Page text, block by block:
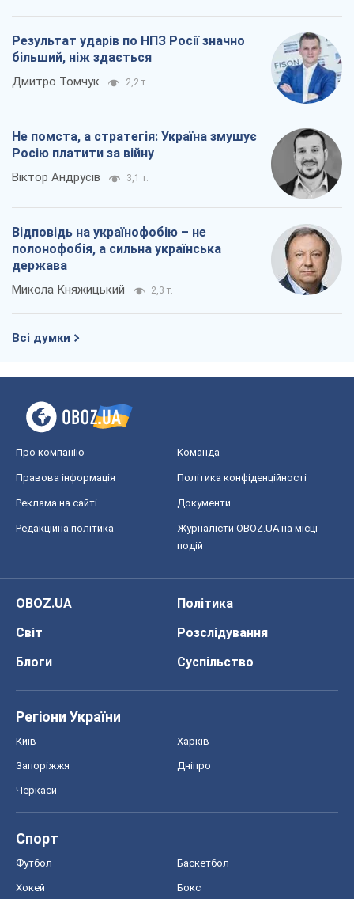
Результат ударів по НПЗ Росії значно
більший, ніж здається
Дмитро Томчук 2,2 т.
Не помста, а стратегія: Україна змушує
Росію платити за війну
Віктор Андрусів 3,1 т.
Відповідь на українофобію – не
полонофобія, а сильна українська
держава
Микола Княжицький 2,3 т.
Всі думки
Про компанію Команда
Правова інформація Політика конфіденційності
Реклама на сайті Документи
Редакційна політика
Журналісти OBOZ.UA на місці
подій
OBOZ.UA
Політика
Світ
Розслідування
Блоги
Суспільство
Регіони України
Київ Харків
Запоріжжя Дніпро
Черкаси
Спорт
Футбол Баскетбол
Хокей Бокс